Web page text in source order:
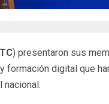
) presentaron sus
formación digital que